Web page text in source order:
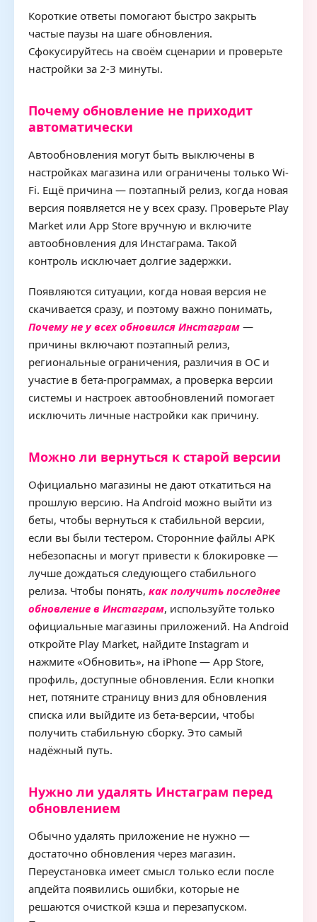
Короткие ответы помогают быстро закрыть
частые паузы на шаге обновления.
Сфокусируйтесь на своём сценарии и проверьте
настройки за 2-3 минуты.
Почему обновление не приходит
автоматически
Автообновления могут быть выключены в
настройках магазина или ограничены только Wi-
Fi. Ещё причина — поэтапный релиз, когда новая
версия появляется не у всех сразу. Проверьте Play
Market или App Store вручную и включите
автообновления для Инстаграма. Такой
контроль исключает долгие задержки.
Появляются ситуации, когда новая версия не
скачивается сразу, и поэтому важно понимать,
Почему не у всех обновился Инстаграм —
причины включают поэтапный релиз,
региональные ограничения, различия в ОС и
участие в бета-программах, а проверка версии
системы и настроек автообновлений помогает
исключить личные настройки как причину.
Можно ли вернуться к старой версии
Официально магазины не дают откатиться на
прошлую версию. На Android можно выйти из
беты, чтобы вернуться к стабильной версии,
если вы были тестером. Сторонние файлы APK
небезопасны и могут привести к блокировке —
лучше дождаться следующего стабильного
релиза. Чтобы понять, как получить последнее
обновление в Инстаграм, используйте только
официальные магазины приложений. На Android
откройте Play Market, найдите Instagram и
нажмите «Обновить», на iPhone — App Store,
профиль, доступные обновления. Если кнопки
нет, потяните страницу вниз для обновления
списка или выйдите из бета-версии, чтобы
получить стабильную сборку. Это самый
надёжный путь.
Нужно ли удалять Инстаграм перед
обновлением
Обычно удалять приложение не нужно —
достаточно обновления через магазин.
Переустановка имеет смысл только если после
апдейта появились ошибки, которые не
решаются очисткой кэша и перезапуском.